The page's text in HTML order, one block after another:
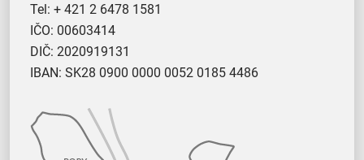
Tel: + 421 2 6478 1581
IČO: 00603414
DIČ: 2020919131
IBAN: SK28 0900 0000 0052 0185 4486